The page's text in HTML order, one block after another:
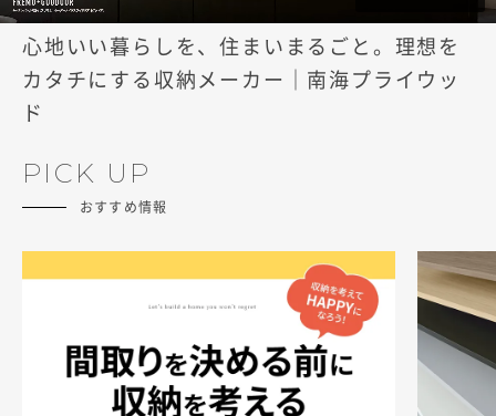
心地いい暮らしを、住まいまるごと。理想を
カタチにする収納メーカー｜南海プライウッ
ド
PICK UP
おすすめ情報